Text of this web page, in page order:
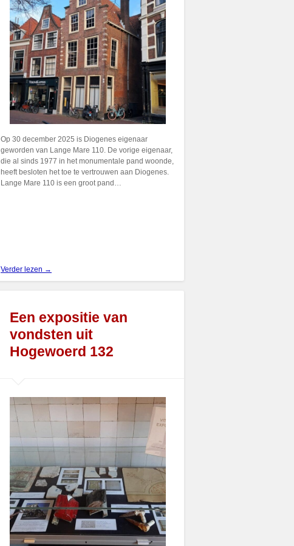
Op 30 december 2025 is Diogenes eigenaar
geworden van Lange Mare 110. De vorige eigenaar,
die al sinds 1977 in het monumentale pand woonde,
heeft besloten het toe te vertrouwen aan Diogenes.
Lange Mare 110 is een groot pand…
Verder lezen →
Een expositie van
vondsten uit
Hogewoerd 132